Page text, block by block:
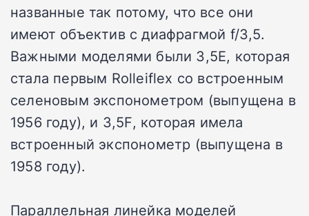
названные так потому, что все они
имеют объектив с диафрагмой f/3,5.
Важными моделями были 3,5E, которая
стала первым Rolleiflex со встроенным
селеновым экспонометром (выпущена в
1956 году), и 3,5F, которая имела
встроенный экспонометр (выпущена в
1958 году).
Параллельная линейка моделей